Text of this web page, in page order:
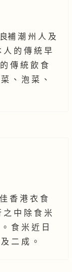
補 潮 州 人 及
人 的 傳 統 早
傳 統 飲 食
、 泡 菜 、
香 港 衣 食
之 中 除 食 米
食 米 近 日
二 成 。